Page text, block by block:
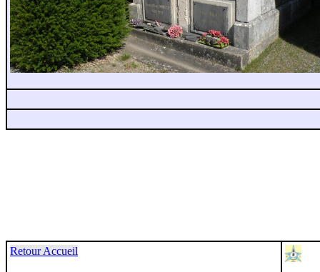
Retour Accueil